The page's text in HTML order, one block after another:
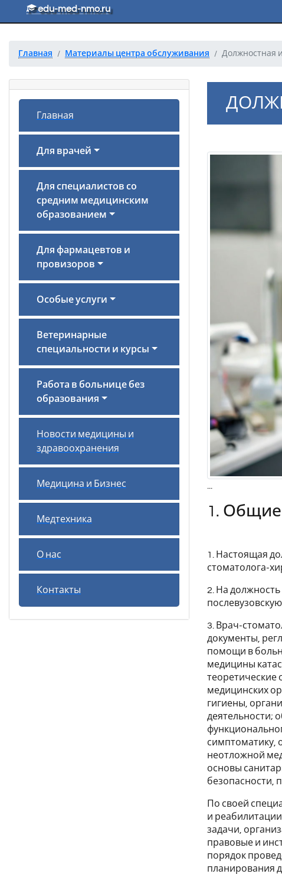
Перейти к основному тексту
edu-med-nmo.ru
Главная Материалы центра обслуживания Должностная
Главная
Для врачей
Для специалистов со
средним медицинским
образованием
Для фармацевтов и
провизоров
Особые услуги
Ветеринарные
специальности и курсы
Работа в больнице без
образования
Новости медицины и
здравоохранения
Медицина и Бизнес
Медтехника
О нас
Контакты
1.
1. Настоящая
стоматолога-
2. На
3. Врач-
документы,
помощи в
медицины
теоретические
медицинских
гигиены,
деятельности;
симптоматику,
неотложной
основы
безопасности,
По своей
и
задачи,
правовые и
порядок
планирования